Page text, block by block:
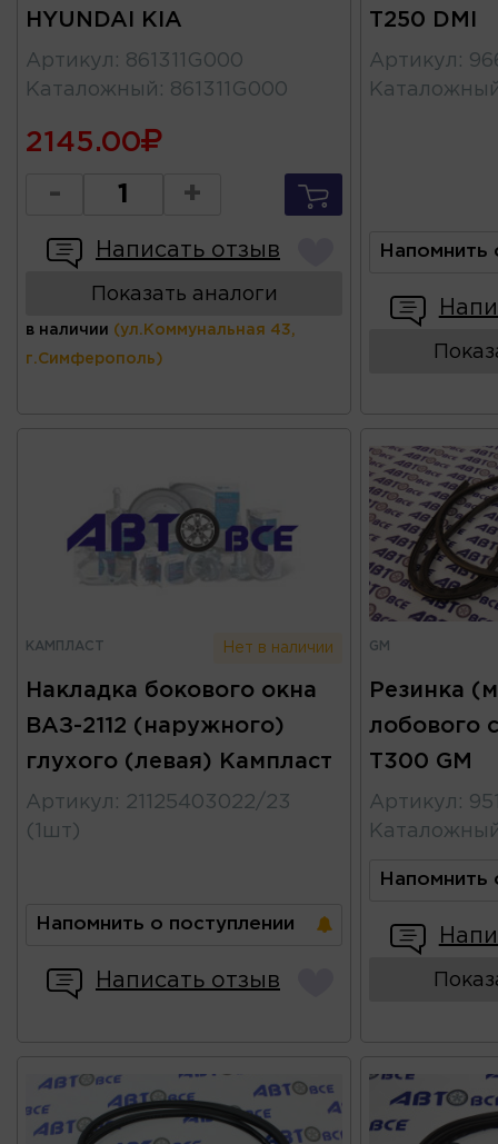
HYUNDAI KIA
Артикул : 861311G000
Каталожный : 861311G000
2145.00
- +
Написать отзыв
Показать аналоги
в наличии (ул.Коммунальная 43,
г.Симферополь)
T250 DMI
Артикул :
Напомнить
КАМПЛАСТ Нет в наличии
Накладка бокового окна
ВАЗ-2112 (наружного)
глухого (левая) Кампласт
Артикул : 21125403022/23
(1шт)
Напомнить о поступлении
Написать отзыв
GM
Резинка
лобового
T300 GM
Артикул :
Напомнить